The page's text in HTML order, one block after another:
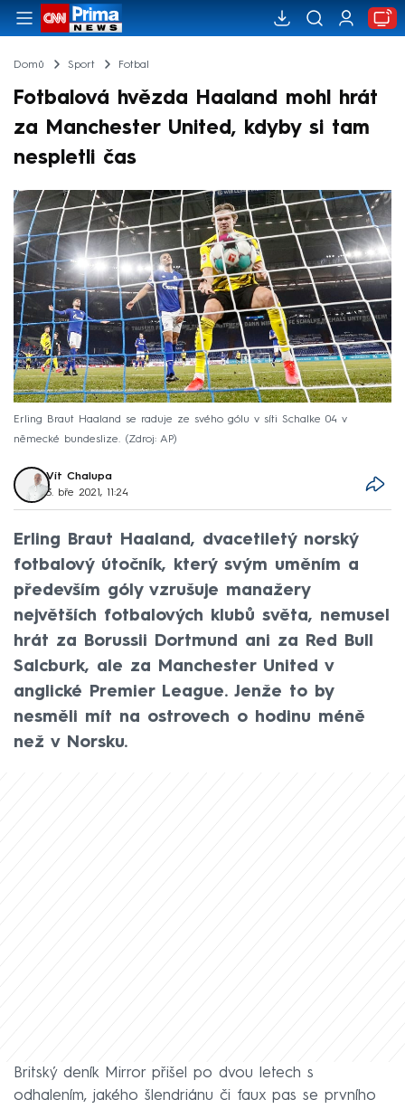
Domů Sport Fotbal
Fotbalová hvězda Haaland mohl hrát
za Manchester United, kdyby si tam
nespletli čas
Erling Braut Haaland se raduje ze svého gólu v síti Schalke 04 v
německé bundeslize.
Zdroj: AP
Vít Chalupa
3. bře 2021, 11:24
Erling Braut Haaland, dvacetiletý norský
fotbalový útočník, který svým uměním a
především góly vzrušuje manažery
největších fotbalových klubů světa, nemusel
hrát za Borussii Dortmund ani za Red Bull
Salcburk, ale za Manchester United v
anglické Premier League. Jenže to by
nesměli mít na ostrovech o hodinu méně
než v Norsku.
Britský deník Mirror přišel po dvou letech s
odhalením, jakého šlendriánu či faux pas se prvního